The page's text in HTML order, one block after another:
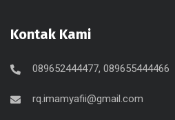
Kontak Kami
089652444477, 089655444466
rq.imamyafii@gmail.com